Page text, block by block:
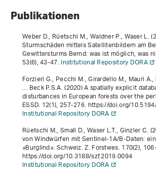
Publikationen
Weber D., Rüetschi M., Waldner P., Waser L.
Sturmschäden mittels Satellitenbildern am
Gewittersturms Bernd: was ist möglich, was
53(6), 43-47.Institutional Repository DORA
Forzieri G., Pecchi M., Girardello M., Mauri
… Beck P.S.A. (2020) A spatially explicit
disturbances in European forests over the
ESSD. 12(1), 257-276. https://doi.org/
Institutional Repository DORA
Rüetschi M., Small D., Waser L.T., Ginzler C.
von Windwürfen mit Sentinel-1A/B-Daten:
«Burglind». Schweiz. Z. Forstwes.170(2),
https://doi.org/10.3188/szf.2019.0094
Institutional Repository DORA